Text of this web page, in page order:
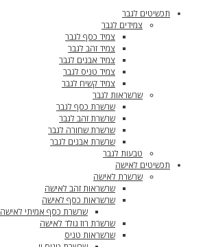
תכשיטים לגבר
צמידים לגבר
צמיד כסף לגבר
צמיד זהב לגבר
צמיד אבנים לגבר
צמיד טניס לגבר
צמיד קשיח לגבר
שרשראות לגבר
שרשרת כסף לגבר
שרשרת זהב לגבר
שרשרת שחורה לגבר
שרשרת אבנים לגבר
טבעות לגבר
תכשיטים לאישה
שרשרת לאישה
שרשראות זהב לאישה
שרשראות כסף לאישה
שרשרת כסף אמיתי לאישה
שרשרת רוז גולד לאישה
שרשראות טניס